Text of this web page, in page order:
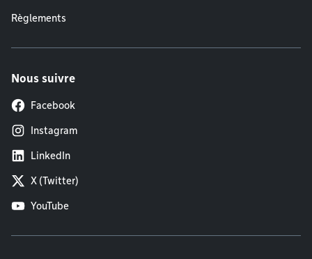
Règlements
Nous suivre
Facebook
Instagram
LinkedIn
X (Twitter)
YouTube